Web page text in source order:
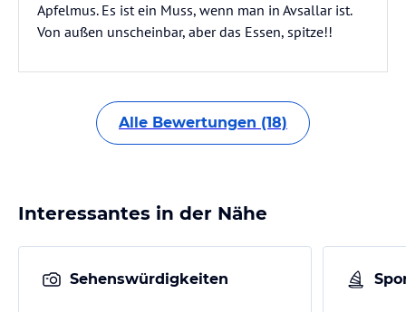
Apfelmus. Es ist ein Muss, wenn man in Avsallar ist.
Von außen unscheinbar, aber das Essen, spitze!!
Alle Bewertungen (18)
Interessantes in der Nähe
Sehenswürdigkeiten